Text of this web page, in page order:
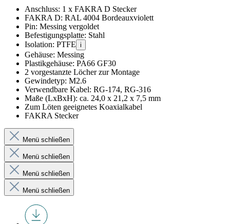
Anschluss: 1 x FAKRA D Stecker
FAKRA D: RAL 4004 Bordeauxviolett
Pin: Messing vergoldet
Befestigungsplatte: Stahl
Isolation: PTFE i
Gehäuse: Messing
Plastikgehäuse: PA66 GF30
2 vorgestanzte Löcher zur Montage
Gewindetyp: M2.6
Verwendbare Kabel: RG-174, RG-316
Maße (LxBxH): ca. 24,0 x 21,2 x 7,5 mm
Zum Löten geeignetes Koaxialkabel
FAKRA Stecker
Menü schließen
Menü schließen
Menü schließen
Menü schließen